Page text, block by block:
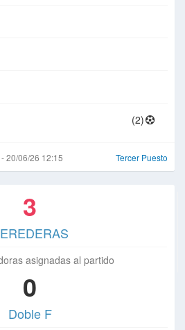
(2)
20/06/26 12:15 Tercer Puesto
3
asignadas al partido
0
Doble F